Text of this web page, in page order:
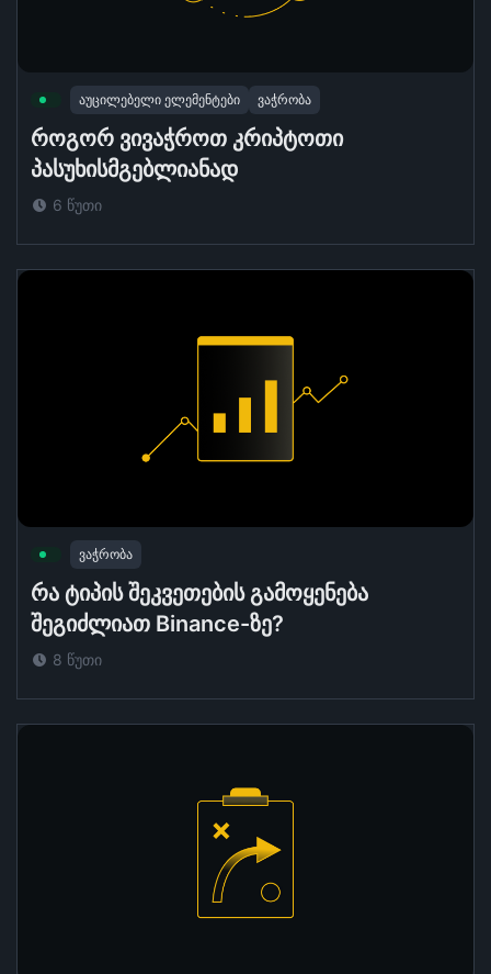
აუცილებელი ელემენტები ვაჭრობა
როგორ ვივაჭროთ კრიპტოთი
პასუხისმგებლიანად
6 წუთი
ვაჭრობა
რა ტიპის შეკვეთების გამოყენება
შეგიძლიათ Binance-ზე?
8 წუთი